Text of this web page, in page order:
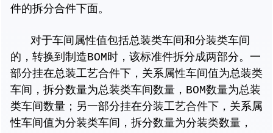
件的拆分合件下面。
对于车间属性值包括总装类车间和分装类车间
的，转换到制造BOM时，该标准件拆分成两部分。一
部分挂在总装工艺合件下，关系属性车间值为总装类
车间，拆分数量为总装类车间数量，BOM数量为总装
类车间数量；另一部分挂在分装工艺合件下，关系属
性车间值为分装类车间，拆分数量为分装类数量，